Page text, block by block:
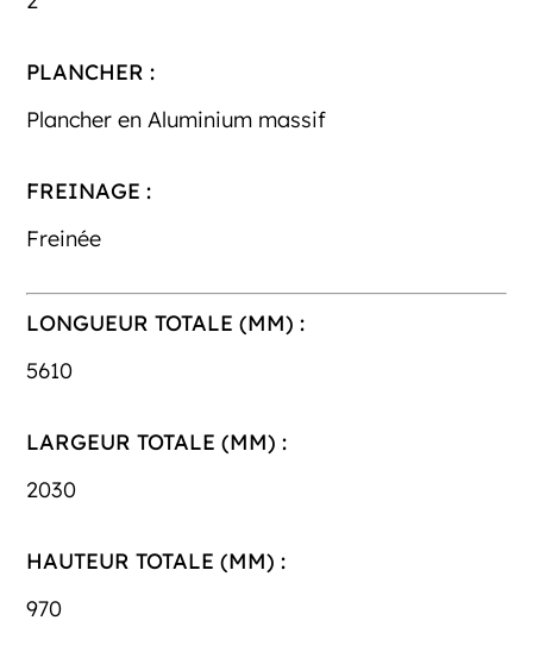
PLANCHER :
Plancher en Aluminium massif
FREINAGE :
Freinée
LONGUEUR TOTALE (MM) :
5610
LARGEUR TOTALE (MM) :
2030
HAUTEUR TOTALE (MM) :
970